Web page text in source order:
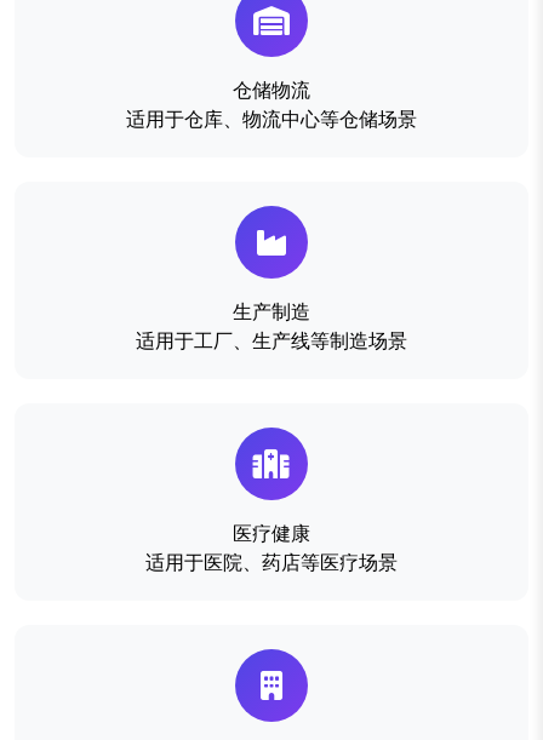
仓储物流
适用于仓库、物流中心等仓储场景
生产制造
适用于工厂、生产线等制造场景
医疗健康
适用于医院、药店等医疗场景